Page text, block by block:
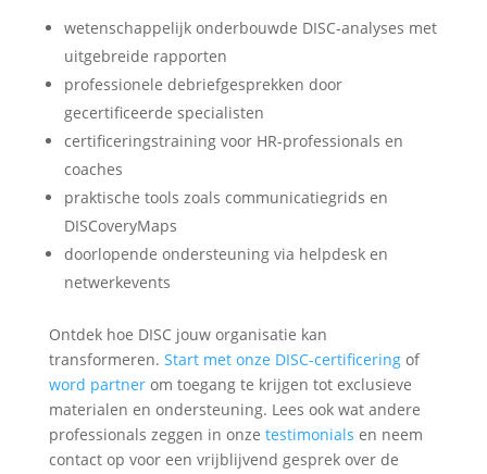
wetenschappelijk onderbouwde DISC-analyses met
uitgebreide rapporten
professionele debriefgesprekken door
gecertificeerde specialisten
certificeringstraining voor HR-professionals en
coaches
praktische tools zoals communicatiegrids en
DISCoveryMaps
doorlopende ondersteuning via helpdesk en
netwerkevents
Ontdek hoe DISC jouw organisatie kan
transformeren. Start met onze DISC-certificeringof
word partnerom toegang te krijgen tot exclusieve
materialen en ondersteuning. Lees ook wat andere
professionals zeggen in onze testimonials en neem
contact op voor een vrijblijvend gesprek over de